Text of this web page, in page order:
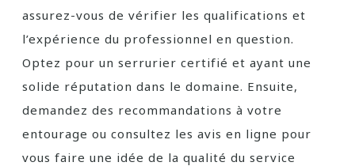
assurez-vous de vérifier les qualifications et
l’expérience du professionnel en question.
Optez pour un serrurier certifié et ayant une
solide réputation dans le domaine. Ensuite,
demandez des recommandations à votre
entourage ou consultez les avis en ligne pour
vous faire une idée de la qualité du service